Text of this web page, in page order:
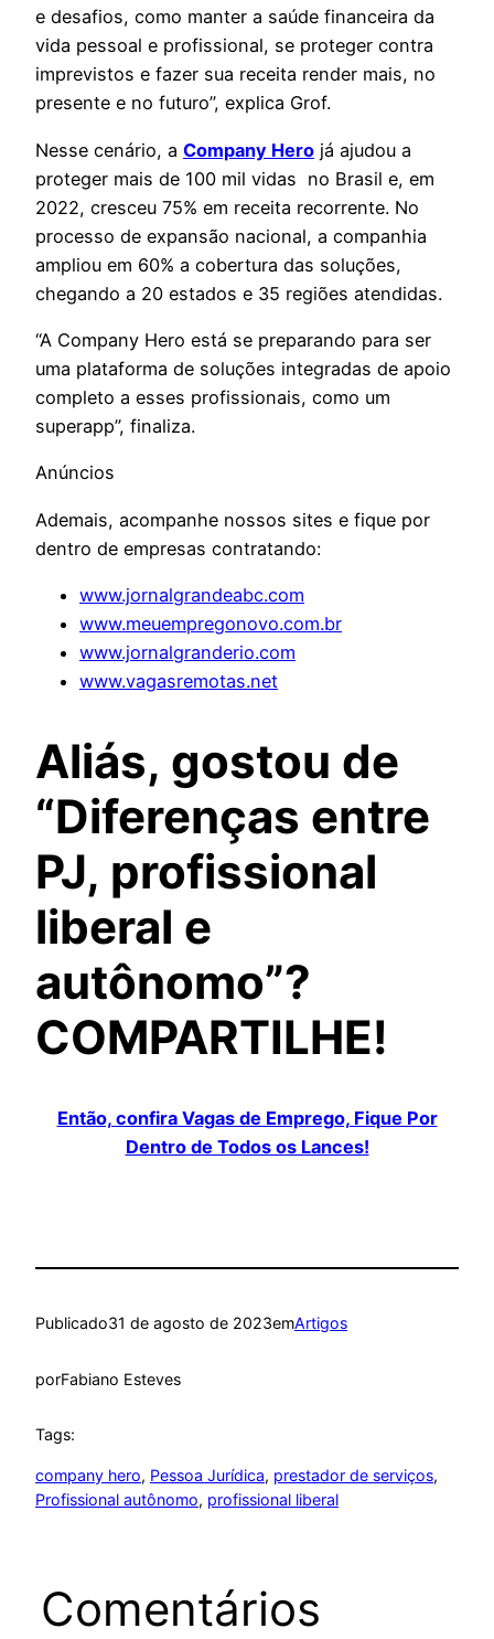
e desafios, como manter a saúde financeira da
vida pessoal e profissional, se proteger contra
imprevistos e fazer sua receita render mais, no
presente e no futuro”, explica Grof.
Nesse cenário, a Company Hero já ajudou a
proteger mais de 100 mil vidas no Brasil e, em
2022, cresceu 75% em receita recorrente. No
processo de expansão nacional, a companhia
ampliou em 60% a cobertura das soluções,
chegando a 20 estados e 35 regiões atendidas.
“A Company Hero está se preparando para ser
uma plataforma de soluções integradas de apoio
completo a esses profissionais, como um
superapp”, finaliza.
Anúncios
Ademais, acompanhe nossos sites e fique por
dentro de empresas contratando:
www.jornalgrandeabc.com
www.meuempregonovo.com.br
www.jornalgranderio.com
www.vagasremotas.net
Aliás, gostou de
“Diferenças entre
PJ, profissional
liberal e
autônomo”?
COMPARTILHE!
Então, confira Vagas de Emprego, Fique Por
Dentro de Todos os Lances!
Publicado31 de agosto de 2023emArtigos
porFabiano Esteves
Tags:
company hero, Pessoa Jurídica, prestador de serviços
Profissional autônomo, profissional liberal
Comentários